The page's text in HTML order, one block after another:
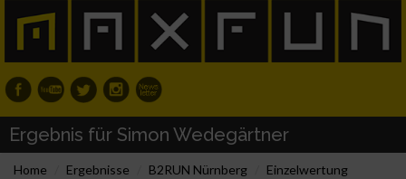
Ergebnis für Simon Wedegärtner
Home Ergebnisse B2RUN Nürnberg
Einzelwertung